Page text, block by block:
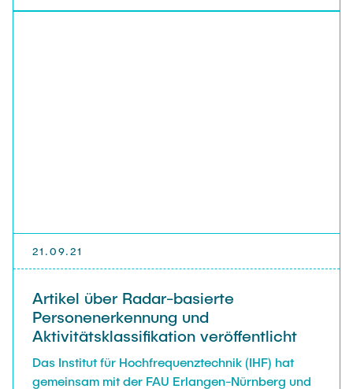
eröffnet durch die Keynote “Machine Learning in
21.09.21
Artikel über Radar-basierte
Personenerkennung und
Aktivitätsklassifikation veröffentlicht
Das Institut für Hochfrequenztechnik (IHF) hat
gemeinsam mit der FAU Erlangen-Nürnberg und